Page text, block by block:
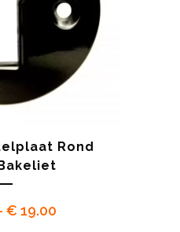
Rond
€ 19.00Prijsklasse: